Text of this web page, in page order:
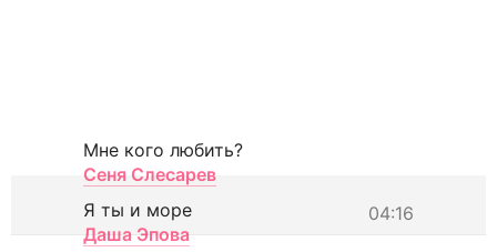
Мне кого любить?
Сеня Слесарев
04:16
Я ты и море
Даша Эпова